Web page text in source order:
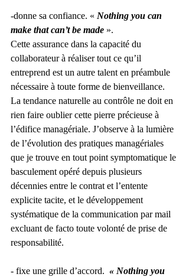
-donne sa confiance. « Nothing you can
make that can’t be made ».
Cette assurance dans la capacité du
collaborateur à réaliser tout ce qu’il
entreprend est un autre talent en préambule
nécessaire à toute forme de bienveillance.
La tendance naturelle au contrôle ne doit en
rien faire oublier cette pierre précieuse à
l’édifice managériale. J’observe à la lumière
de l’évolution des pratiques managériales
que je trouve en tout point symptomatique le
basculement opéré depuis plusieurs
décennies entre le contrat et l’entente
explicite tacite, et le développement
systématique de la communication par mail
excluant de facto toute volonté de prise de
responsabilité.
- fixe une grille d’accord. « Nothing you